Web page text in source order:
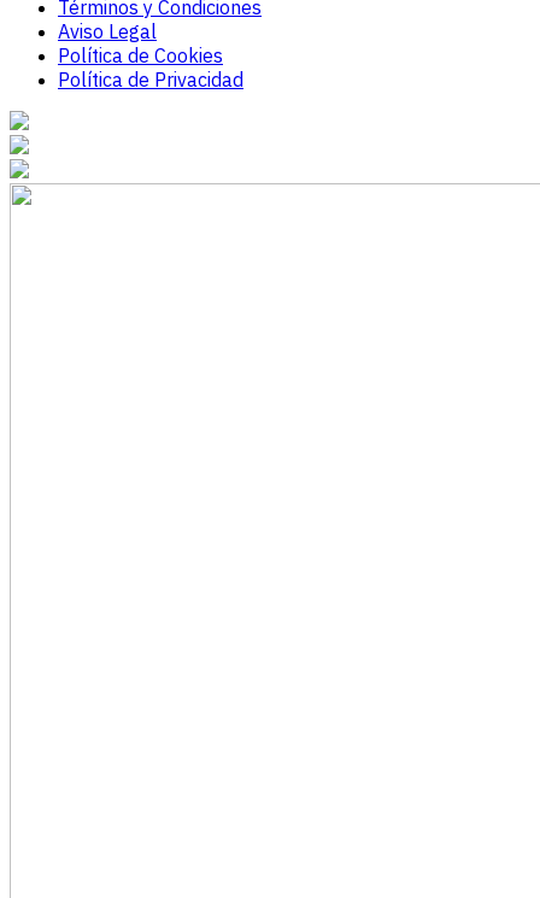
Términos y Condiciones
Aviso Legal
Política de Cookies
Política de Privacidad